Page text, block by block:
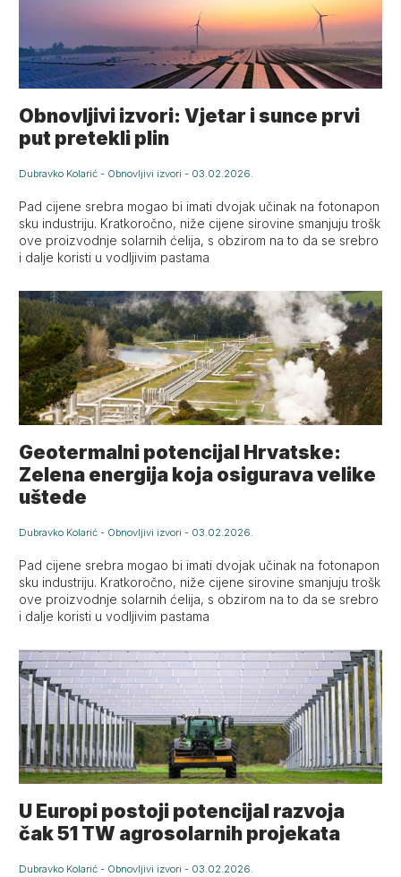
Obnovljivi izvori: Vjetar i sunce prvi
put pretekli plin
Dubravko Kolarić - Obnovljivi izvori - 03.02.2026.
Pad cijene srebra mogao bi imati dvojak učinak na fotonapon
sku industriju. Kratkoročno, niže cijene sirovine smanjuju trošk
ove proizvodnje solarnih ćelija, s obzirom na to da se srebro
i dalje koristi u vodljivim pastama
Geotermalni potencijal Hrvatske:
Zelena energija koja osigurava velike
uštede
Dubravko Kolarić - Obnovljivi izvori - 03.02.2026.
Pad cijene srebra mogao bi imati dvojak učinak na fotonapon
sku industriju. Kratkoročno, niže cijene sirovine smanjuju trošk
ove proizvodnje solarnih ćelija, s obzirom na to da se srebro
i dalje koristi u vodljivim pastama
U Europi postoji potencijal razvoja
čak 51 TW agrosolarnih projekata
Dubravko Kolarić - Obnovljivi izvori - 03.02.2026.